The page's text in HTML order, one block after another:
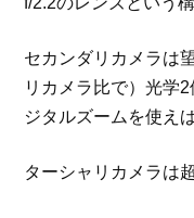
セカンダリカメラは
リカメラ比で）光学
ジタルズームを使え
ターシャリカメラは